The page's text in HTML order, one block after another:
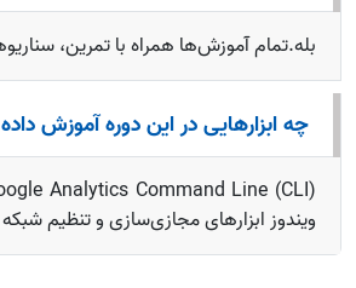
بله.تمام آموزش‌ها همراه با تمرین،
چه ابزارهایی در این دوره آموزش
ویندوز ابزارهای مجازی‌سازی و تنظیم شبکه